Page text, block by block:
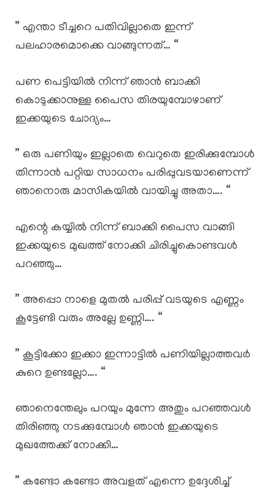
” എന്താ ടീച്ചറെ പതിവില്ലാതെ ഇന്ന്
പലഹാരമൊക്കെ വാങ്ങുന്നത്… “
പണ പെട്ടിയിൽ നിന്ന് ഞാൻ ബാക്കി
കൊടുക്കാനുള്ള പൈസ തിരയുമ്പോഴാണ്
ഇക്കയുടെ ചോദ്യം…
” ഒരു പണിയും ഇല്ലാതെ വെറുതെ ഇരിക്കുമ്പോൾ
തിന്നാൻ പറ്റിയ സാധനം പരിപ്പുവടയാണെന്ന്
ഞാനൊരു മാസികയിൽ വായിച്ചു അതാ…. “
എന്റെ കയ്യിൽ നിന്ന് ബാക്കി പൈസ വാങ്ങി
ഇക്കയുടെ മുഖത്ത് നോക്കി ചിരിച്ചുകൊണ്ടവൾ
പറഞ്ഞു…
” അപ്പൊ നാളെ മുതൽ പരിപ്പ് വടയുടെ എണ്ണം
കൂട്ടേണ്ടി വരും അല്ലേ ഉണ്ണി…. “
” കൂട്ടിക്കോ ഇക്കാ ഇന്നാട്ടിൽ പണിയില്ലാത്തവർ
കുറെ ഉണ്ടല്ലോ…. “
ഞാനെന്തേലും പറയും മുന്നേ അതും പറഞ്ഞവൾ
തിരിഞ്ഞു നടക്കുമ്പോൾ ഞാൻ ഇക്കയുടെ
മുഖത്തേക്ക് നോക്കി…
” കണ്ടോ കണ്ടോ അവളത് എന്നെ ഉദ്ദേശിച്ച്